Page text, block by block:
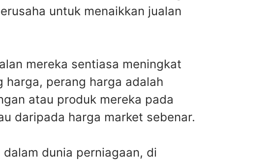
untuk menaikkan jualan
mereka sentiasa meningkat
perang harga adalah
atau produk mereka pada
daripada harga market sebenar.
dunia perniagaan, di